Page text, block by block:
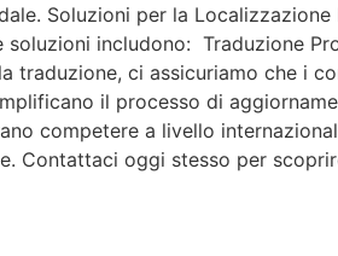
Soluzioni per la
includono: Traduzione
traduzione, ci assicuriamo che i
il processo di
competere a livello
Contattaci oggi stesso per